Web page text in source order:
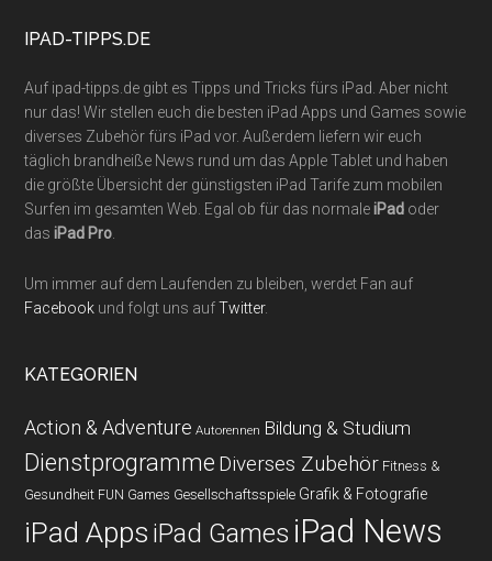
IPAD-TIPPS.DE
Auf ipad-tipps.de gibt es Tipps und Tricks fürs iPad. Aber nicht
nur das! Wir stellen euch die besten iPad Apps und Games sowie
diverses Zubehör fürs iPad vor. Außerdem liefern wir euch
täglich brandheiße News rund um das Apple Tablet und haben
die größte Übersicht der günstigsten iPad Tarife zum mobilen
Surfen im gesamten Web. Egal ob für das normaleiPad oder
dasiPad Pro
Um immer auf dem Laufenden zu bleiben, werdet Fan auf
Facebook und folgt uns aufTwitter.
KATEGORIEN
Action & Adventure Autorennen Bildung & Studium
Dienstprogramme Diverses Zubehör Fitness &
Gesundheit FUN Games Gesellschaftsspiele Grafik & Fotografie
iPad Apps iPad Games iPad News